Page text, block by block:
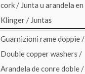
cork / Junta u arandela en
Klinger / Juntas
Guarnizioni rame doppie /
Double copper washers /
Arandela de conre doble /